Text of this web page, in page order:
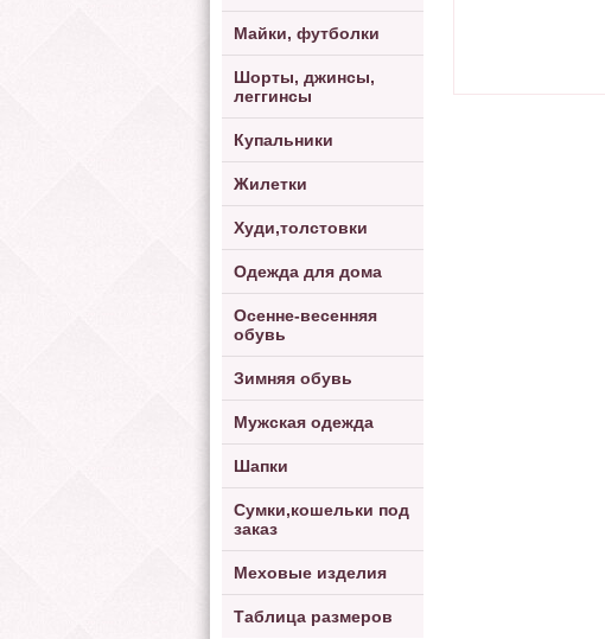
Майки, футболки
Шорты, джинсы,
леггинсы
Купальники
Жилетки
Худи,толстовки
Одежда для дома
Осенне-весенняя
обувь
Зимняя обувь
Мужская одежда
Шапки
Сумки,кошельки под
заказ
Меховые изделия
Таблица размеров